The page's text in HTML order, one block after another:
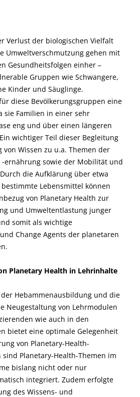
Verlust der biologischen Vielfalt
Umweltverschmutzung gehen mit
Gesundheitsfolgen einher –
Gruppen wie Schwangere,
Kinder und Säuglinge.
diese Bevölkerungsgruppen eine
sie Familien in einer sehr
eng und über einen längeren
wichtiger Teil dieser Begleitung
Wissen zu u.a. Themen der
-ernährung sowie der Mobilität und
die Aufklärung über etwa
Lebensmittel können
von Planetary Health zur
und Umweltentlastung junger
somit als wichtige
Change Agents der planetaren
Planetary Health in Lehrinhalte
Hebammenausbildung und die
Neugestaltung von Lehrmodulen
wie auch in den
bietet eine optimale Gelegenheit
von Planetary-Health-
sind Planetary-Health-Themen im
bislang nicht oder nur
integriert. Zudem erfolgte
des Wissens- und